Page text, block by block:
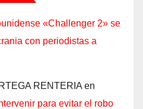
«Challenger 2» se
con periodistas a
RENTERIA en
para evitar el robo